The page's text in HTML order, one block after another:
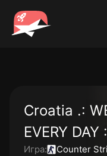
Croatia .:
EVERY
Игра:
Counter